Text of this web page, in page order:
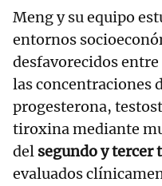
Meng y su equipo
entornos
desfavorecidos
las concentraciones
progesterona,
tiroxina mediante
del segundo y tercer
evaluados